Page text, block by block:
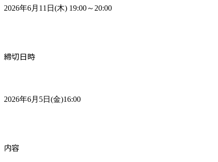
2026年6月11日(木) 19:00～20:00
締切日時
2026年6月5日(金)16:00
内容